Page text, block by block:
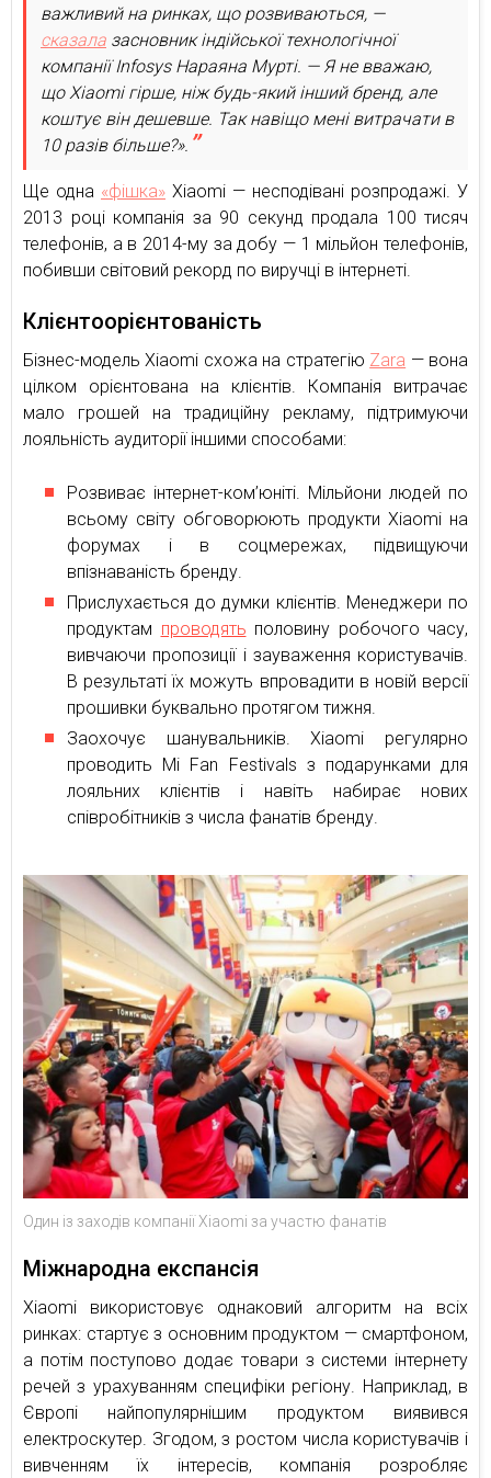
важливий на ринках, що розвиваються, —
сказала засновник індійської технологічної
компанії Infosys Нараяна Мурті. — Я не вважаю,
що Xiaomi гірше, ніж будь-який інший бренд, але
коштує він дешевше. Так навіщо мені витрачати в
10 разів більше?».
Ще одна «фішка» Xiaomi — несподівані розпродажі. У
2013 році компанія за 90 секунд продала 100 тисяч
телефонів, а в 2014-му за добу — 1 мільйон телефонів,
побивши світовий рекорд по виручці в інтернеті.
Клієнтоорієнтованість
Бізнес-модель Xiaomi схожа на стратегію Zara — вона
цілком орієнтована на клієнтів. Компанія витрачає
мало грошей на традиційну рекламу, підтримуючи
лояльність аудиторії іншими способами:
Розвиває інтернет-ком’юніті. Мільйони людей по
всьому світу обговорюють продукти Xiaomi на
форумах і в соцмережах, підвищуючи
впізнаваність бренду.
Прислухається до думки клієнтів. Менеджери по
продуктам проводять половину робочого часу,
вивчаючи пропозиції і зауваження користувачів.
В результаті їх можуть впровадити в новій версії
прошивки буквально протягом тижня.
Заохочує шанувальників. Xiaomi регулярно
проводить Mi Fan Festivals з подарунками для
лояльних клієнтів і навіть набирає нових
співробітників з числа фанатів бренду.
Один із заходів компанії Xiaomi за участю фанатів
Міжнародна експансія
Xiaomi використовує однаковий алгоритм на всіх
ринках: стартує з основним продуктом — смартфоном,
а потім поступово додає товари з системи інтернету
речей з урахуванням специфіки регіону. Наприклад, в
Європі найпопулярнішим продуктом виявився
електроскутер. Згодом, з ростом числа користувачів і
вивченням їх інтересів, компанія розробляє